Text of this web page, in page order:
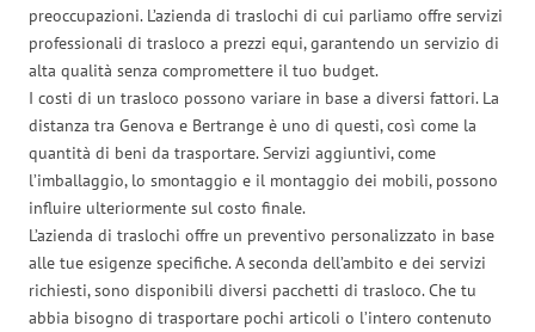
preoccupazioni. L’azienda di traslochi di cui parliamo offre servizi
professionali di trasloco a prezzi equi, garantendo un servizio di
alta qualità senza compromettere il tuo budget.
I costi di un trasloco possono variare in base a diversi fattori. La
distanza tra Genova e Bertrange è uno di questi, così come la
quantità di beni da trasportare. Servizi aggiuntivi, come
l’imballaggio, lo smontaggio e il montaggio dei mobili, possono
influire ulteriormente sul costo finale.
L’azienda di traslochi offre un preventivo personalizzato in base
alle tue esigenze specifiche. A seconda dell’ambito e dei servizi
richiesti, sono disponibili diversi pacchetti di trasloco. Che tu
abbia bisogno di trasportare pochi articoli o l’intero contenuto